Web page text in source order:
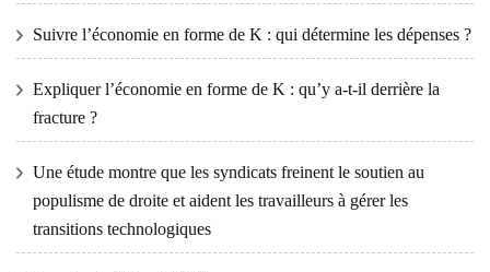
Suivre l’économie en forme de K : qui détermine les dépenses ?
Expliquer l’économie en forme de K : qu’y a-t-il derrière la
fracture ?
Une étude montre que les syndicats freinent le soutien au
populisme de droite et aident les travailleurs à gérer les
transitions technologiques